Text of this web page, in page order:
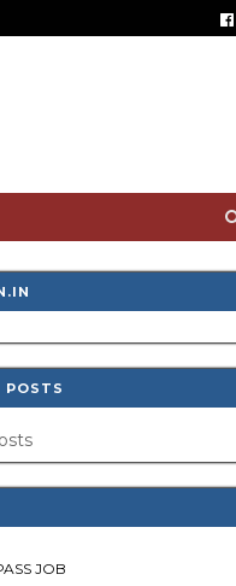
POSTS
JOB